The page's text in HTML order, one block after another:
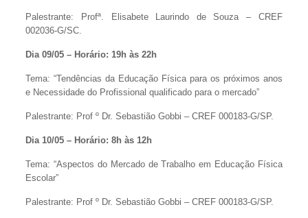
Palestrante: Profª. Elisabete Laurindo de Souza – CREF
002036-G/SC.
Dia 09/05 – Horário: 19h às 22h
Tema: “Tendências da Educação Física para os próximos anos
e Necessidade do Profissional qualificado para o mercado”
Palestrante: Prof º Dr. Sebastião Gobbi – CREF 000183-G/SP.
Dia 10/05 – Horário: 8h às 12h
Tema: “Aspectos do Mercado de Trabalho em Educação Física
Escolar”
Palestrante: Prof º Dr. Sebastião Gobbi – CREF 000183-G/SP.